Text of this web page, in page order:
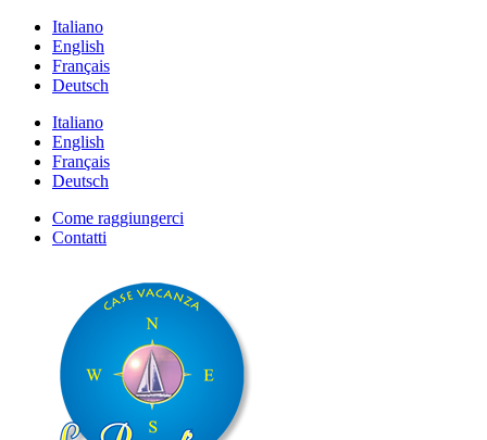
Italiano
English
Français
Deutsch
Italiano
English
Français
Deutsch
Come raggiungerci
Contatti